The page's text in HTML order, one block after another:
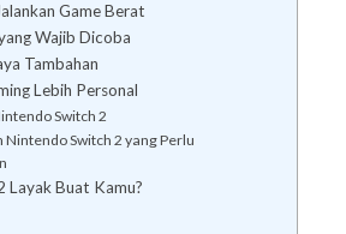
Game Berat
Wajib Dicoba
Tambahan
Lebih Personal
Switch 2
Switch 2 yang Perlu
Layak Buat Kamu?